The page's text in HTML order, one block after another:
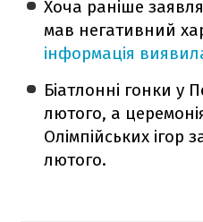
Хоча раніше
мав негативний
інформація
Біатлонні гонки у
лютого, а
Олімпійських ігор
лютого.